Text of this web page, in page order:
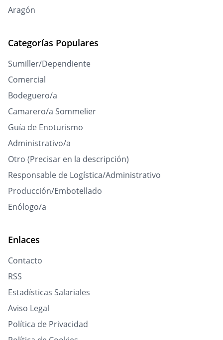
Aragón
Categorías Populares
Sumiller/Dependiente
Comercial
Bodeguero/a
Camarero/a Sommelier
Guía de Enoturismo
Administrativo/a
Otro (Precisar en la descripción)
Responsable de Logística/Administrativo
Producción/Embotellado
Enólogo/a
Enlaces
Contacto
RSS
Estadísticas Salariales
Aviso Legal
Política de Privacidad